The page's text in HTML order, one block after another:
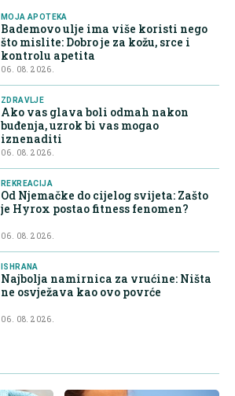
MOJA APOTEKA
Bademovo ulje ima više koristi nego
što mislite: Dobro je za kožu, srce i
kontrolu apetita
06. 08. 2026.
ZDRAVLJE
Ako vas glava boli odmah nakon
buđenja, uzrok bi vas mogao
iznenaditi
06. 08. 2026.
REKREACIJA
Od Njemačke do cijelog svijeta: Zašto
je Hyrox postao fitness fenomen?
06. 08. 2026.
ISHRANA
Najbolja namirnica za vrućine: Ništa
ne osvježava kao ovo povrće
06. 08. 2026.